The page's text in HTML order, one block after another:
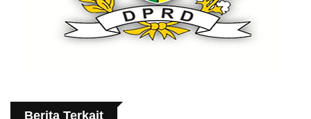
Berita Terkait